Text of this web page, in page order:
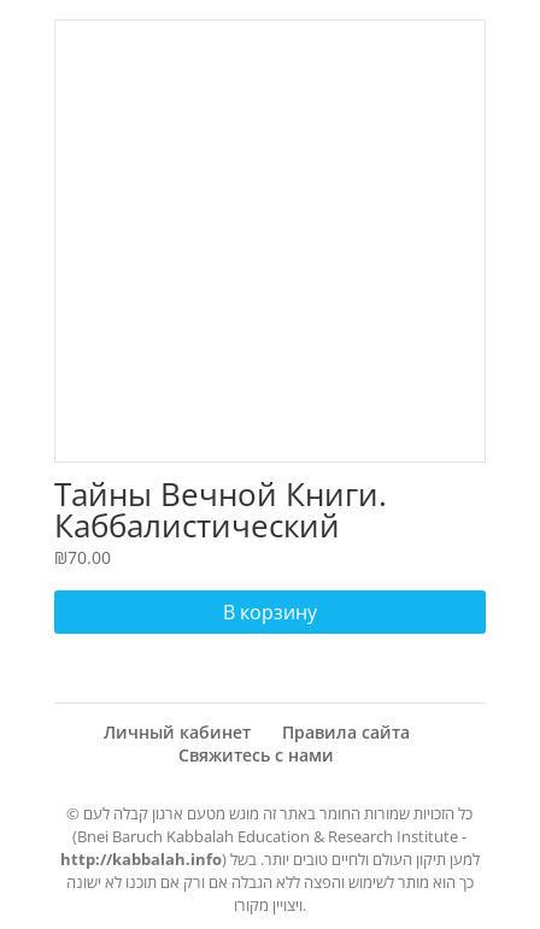
Тайны Вечной Книги.
Каббалистический
комментарий к Торе. Том 4
₪70.00
В корзину
Личный кабинет
Правила сайта
Свяжитесь с нами
© כל הזכויות שמורות החומר באתר זה מוגש מטעם ארגון קבלה לעם
(Bnei Baruch Kabbalah Education & Research Institute -
http://kabbalah.info) למען תיקון העולם ולחיים טובים יותר. בשל
כך הוא מותר לשימוש והפצה ללא הגבלה אם ורק אם תוכנו לא ישונה
ויצויין מקורו.